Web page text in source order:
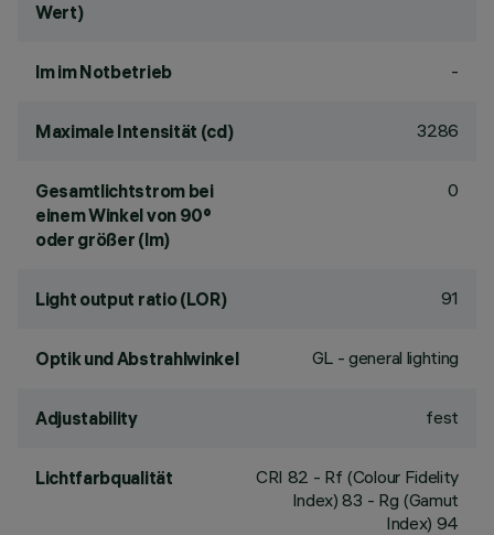
Wert)
lm im Notbetrieb -
Maximale Intensität (cd) 3286
Gesamtlichtstrom bei
einem Winkel von 90°
oder größer (lm)
0
Light output ratio (LOR) 91
Optik und Abstrahlwinkel GL - general lighting
Adjustability fest
Lichtfarbqualität CRI 82 - Rf (Colour Fidelity
Index) 83 - Rg (Gamut
Index) 94